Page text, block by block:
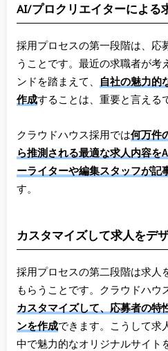
AI/プロクリエイターによる
採用プロセスの第一段階は、応
うことです。最近の求職者が考
ンドを踏まえて、 自社の魅力的
作成することは、重要と言える
クラウドハウス採用では何万件
ら推測される最適な求人内容を
ーライターや編集スタッフが記
す。
カスタマイズして求人をデ
採用プロセスの第二段階は求人
もらうことです。クラウドハウ
カスタマイズして、応募者の特
ンを作成できます。こうして求
中で魅力的なオリジナルサイト